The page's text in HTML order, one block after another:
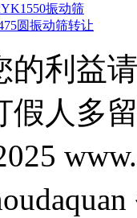
振动筛
圆振动筛转让
的利益
假人多